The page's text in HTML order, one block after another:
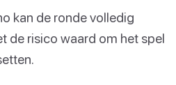
kan de ronde volledig
de risico waard om het spel